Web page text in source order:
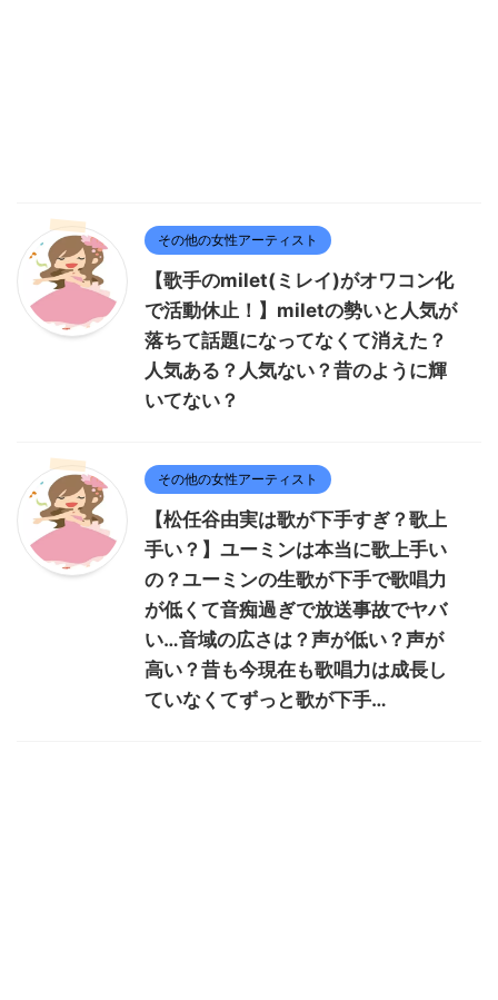
その他の女性アーティスト
【歌手のmilet(ミレイ)がオワコン化
で活動休止！】miletの勢いと人気が
落ちて話題になってなくて消えた？
人気ある？人気ない？昔のように輝
いてない？
その他の女性アーティスト
【松任谷由実は歌が下手すぎ？歌上
手い？】ユーミンは本当に歌上手い
の？ユーミンの生歌が下手で歌唱力
が低くて音痴過ぎで放送事故でヤバ
い…音域の広さは？声が低い？声が
高い？昔も今現在も歌唱力は成長し
ていなくてずっと歌が下手…